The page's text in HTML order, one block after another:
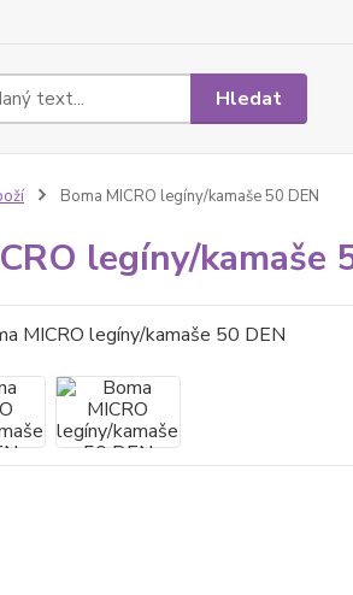
Hledat
Boma MICRO legíny/kamaše 50 DEN
legíny/kamaše